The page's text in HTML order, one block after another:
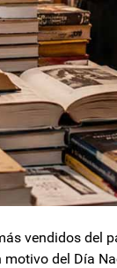
vendidos del
del Día